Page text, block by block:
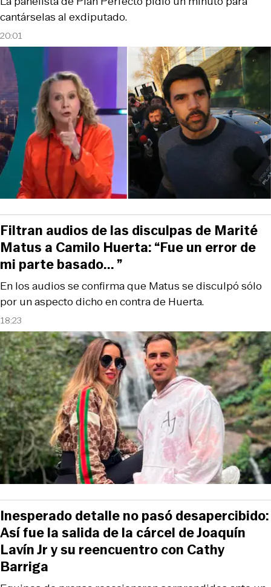
20:01
cantárselas al exdiputado.
18:23
En los audios se confirma que Matus se disculpó sólo
por un aspecto dicho en contra de Huerta.
Filtran audios de las disculpas de Marité
Matus a Camilo Huerta: “Fue un error de
mi parte basado... ”
Inesperado detalle no pasó desapercibido:
Así fue la salida de la cárcel de Joaquín
Lavín Jr y su reencuentro con Cathy
Barriga